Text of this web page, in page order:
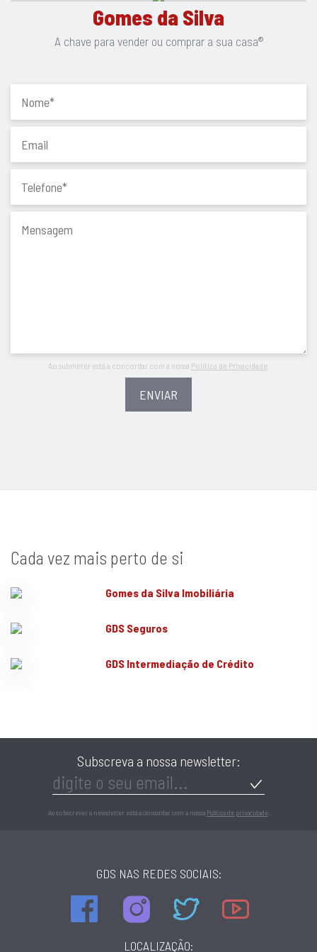
Gomes da Silva
A chave para vender ou comprar a sua casa®
Ao submeter está a concordar com a nossa Política de Privacidade
ENVIAR
Cada vez mais perto de si
Gomes da Silva Imobiliária
GDS Seguros
GDS Intermediação de Crédito
Subscreva a nossa newsletter:
Ao subscrever a newsletter está a concordar com a nossa Política de privacidade.
GDS NAS REDES SOCIAIS:
LOCALIZAÇÃO: